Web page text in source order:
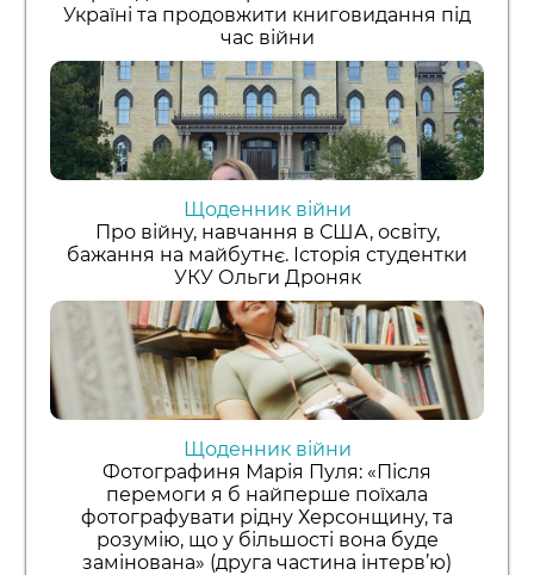
Україні та продовжити книговидання під
час війни
Щоденник війни
Про війну, навчання в США, освіту,
бажання на майбутнє. Історія студентки
УКУ Ольги Дроняк
Щоденник війни
Фотографиня Марія Пуля: «Після
перемоги я б найперше поїхала
фотографувати рідну Херсонщину, та
розумію, що у більшості вона буде
замінована» (друга частина інтерв’ю)